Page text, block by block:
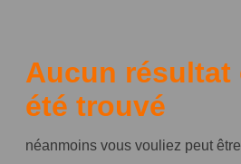
Aucun résultat
été trouvé
néanmoins vous vouliez peut